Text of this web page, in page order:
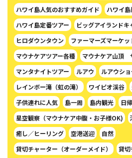
ハワイ島人気のおすすめガイド
ハワイ
ハワイ島定番ツアー
ビッグアイランドキ
ヒロダウンタウン
ファーマーズマーケッ
マウナケアツアー各種
マウナケア山頂
マンタナイトツアー
ルアウ
ルアウシ
レインボー滝（虹の滝）
ワイピオ渓谷
子供連れに人気
島一周 島内観光
日
星空観察（マウナケア中腹・お子様OK)
癒し／ヒーリング
空港送迎
自然
貸切チャーター（オーダーメイド）
貸切